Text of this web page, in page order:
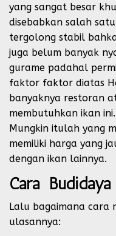
yang sangat besar
disebabkan salah
tergolong stabil
juga belum banyak
gurame padahal
faktor faktor diatas
banyaknya restoran
membutuhkan ikan ini.
Mungkin itulah yang
memiliki harga yang
dengan ikan lainnya.
Cara
Lalu bagaimana cara
ulasannya: